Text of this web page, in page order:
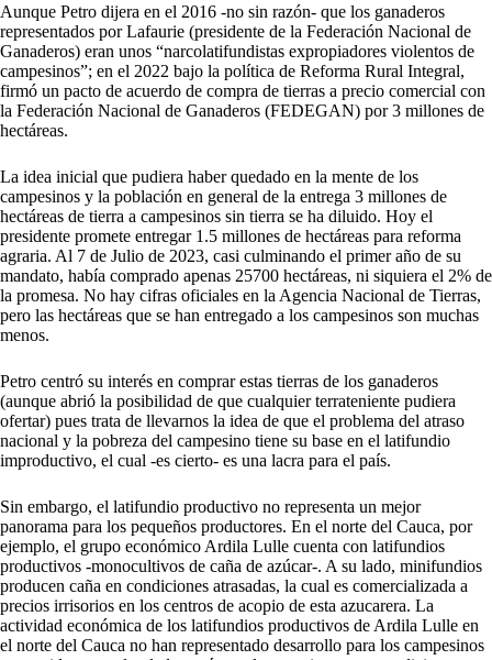
Aunque Petro dijera en el 2016 -no sin razón- que los ganaderos
representados por Lafaurie (presidente de la Federación Nacional de
Ganaderos) eran unos “narcolatifundistas expropiadores violentos de
campesinos”; en el 2022 bajo la política de Reforma Rural Integral,
firmó un pacto de acuerdo de compra de tierras a precio comercial con
la Federación Nacional de Ganaderos (FEDEGAN) por 3 millones de
hectáreas.
La idea inicial que pudiera haber quedado en la mente de los
campesinos y la población en general de la entrega 3 millones de
hectáreas de tierra a campesinos sin tierra se ha diluido. Hoy el
presidente promete entregar 1.5 millones de hectáreas para reforma
agraria. Al 7 de Julio de 2023, casi culminando el primer año de su
mandato, había comprado apenas 25700 hectáreas, ni siquiera el 2% de
la promesa. No hay cifras oficiales en la Agencia Nacional de Tierras,
pero las hectáreas que se han entregado a los campesinos son muchas
menos.
Petro centró su interés en comprar estas tierras de los ganaderos
(aunque abrió la posibilidad de que cualquier terrateniente pudiera
ofertar) pues trata de llevarnos la idea de que el problema del atraso
nacional y la pobreza del campesino tiene su base en el latifundio
improductivo, el cual -es cierto- es una lacra para el país.
Sin embargo, el latifundio productivo no representa un mejor
panorama para los pequeños productores. En el norte del Cauca, por
ejemplo, el grupo económico Ardila Lulle cuenta con latifundios
productivos -monocultivos de caña de azúcar-. A su lado, minifundios
producen caña en condiciones atrasadas, la cual es comercializada a
precios irrisorios en los centros de acopio de esta azucarera. La
actividad económica de los latifundios productivos de Ardila Lulle en
el norte del Cauca no han representado desarrollo para los campesinos